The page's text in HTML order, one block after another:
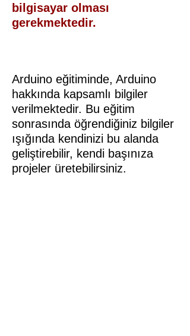
bilgisayar olması
gerekmektedir.
Arduino eğitiminde, Arduino
hakkında kapsamlı bilgiler
verilmektedir. Bu eğitim
sonrasında öğrendiğiniz bilgiler
ışığında kendinizi bu alanda
geliştirebilir, kendi başınıza
projeler üretebilirsiniz.